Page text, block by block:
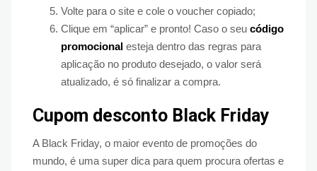
Volte para o site e cole o voucher copiado;
Clique em “aplicar” e pronto! Caso o seu código
promocional esteja dentro das regras para
aplicação no produto desejado, o valor será
atualizado, é só finalizar a compra.
Cupom desconto Black Friday
A Black Friday, o maior evento de promoções do
mundo, é uma super dica para quem procura ofertas e